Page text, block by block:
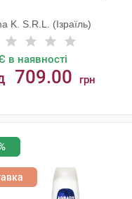
K. S.R.L. (Ізраїль)
в наявності
709.00 грн